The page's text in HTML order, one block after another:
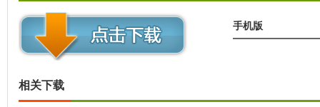
手机版
相关下载